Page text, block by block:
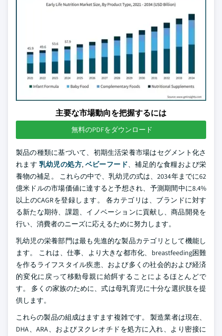
主要な市場動向を把握するには
無料のPDFをダウンロード
製品の種類に基づいて、初期生活栄養市場はセグメント化さ
れます 乳幼児の処方, ベビーフード、補足的な食糧および栄
養物の補足。 これらの中で、乳幼児の式は、2034年までに62
億米ドルの市場価値に達すると予想され、予測期間中に8.4%
以上のCAGRを登録します。 各カテゴリは、ブランドに対す
る新たな期待、課題、イノベーションに貢献し、商品開発を
行い、消費者のニーズに応えるために努力します。
乳幼児の栄養部門は最も先進的な製品カテゴリとして機能し
ます。 これは、仕事、より大きな都市化、breastfeeding困難
を作るライフスタイル疾患、および多くの社会的および経済
的変化に戻って移動母親に給餌することによるほとんどで
す。 多くの家族のために、式は母乳育児に十分な選択肢を提
供します。
これらの製品の組成はますます複雑です。 製造業者は現在、
DHA、ARA、およびヌクレオチドを処方に入れ、より密接に